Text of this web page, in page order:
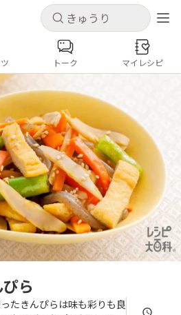
キャンセル
とレシピを保存できます
新規登録
い合わせ
キャンセル
コンテンツ
トマト
とうもろこし
うが ゴーヤ
トーク マイレシピ
ら
たきんぴらは味も彩りも良